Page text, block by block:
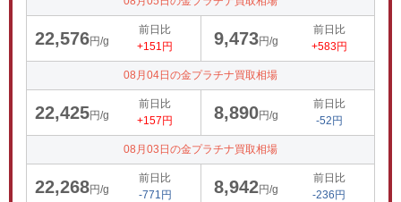
22,576円/g
前日比
+151円
9,473円/g
前日比
+583円
08月04日の金プラチナ買取相場
22,425円/g
前日比
+157円
8,890円/g
前日比
-52円
08月03日の金プラチナ買取相場
22,268円/g
前日比
-771円
8,942円/g
前日比
-236円